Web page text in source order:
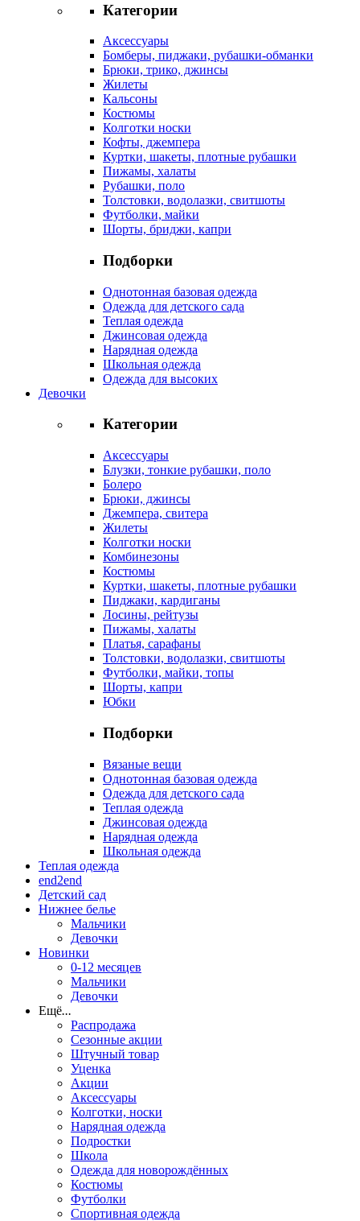
Категории
Аксессуары
Бомберы, пиджаки, рубашки-обманки
Брюки, трико, джинсы
Жилеты
Кальсоны
Костюмы
Колготки носки
Кофты, джемпера
Куртки, шакеты, плотные рубашки
Пижамы, халаты
Рубашки, поло
Толстовки, водолазки, свитшоты
Футболки, майки
Шорты, бриджи, капри
Подборки
Однотонная базовая одежда
Одежда для детского сада
Теплая одежда
Джинсовая одежда
Нарядная одежда
Школьная одежда
Одежда для высоких
Девочки
Категории
Аксессуары
Блузки, тонкие рубашки, поло
Болеро
Брюки, джинсы
Джемпера, свитера
Жилеты
Колготки носки
Комбинезоны
Костюмы
Куртки, шакеты, плотные рубашки
Пиджаки, кардиганы
Лосины, рейтузы
Пижамы, халаты
Платья, сарафаны
Толстовки, водолазки, свитшоты
Футболки, майки, топы
Шорты, капри
Юбки
Подборки
Вязаные вещи
Однотонная базовая одежда
Одежда для детского сада
Теплая одежда
Джинсовая одежда
Нарядная одежда
Школьная одежда
Теплая одежда
end2end
Детский сад
Нижнее белье
Мальчики
Девочки
Новинки
0-12 месяцев
Мальчики
Девочки
Ещё...
Распродажа
Сезонные акции
Штучный товар
Уценка
Акции
Аксессуары
Колготки, носки
Нарядная одежда
Подростки
Школа
Одежда для новорождённых
Костюмы
Футболки
Спортивная одежда